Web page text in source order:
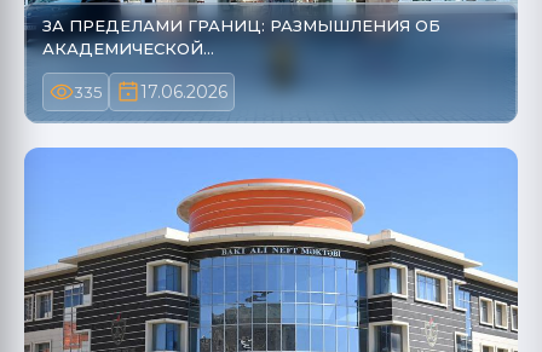
ЗА ПРЕДЕЛАМИ ГРАНИЦ: РАЗМЫШЛЕНИЯ ОБ
АКАДЕМИЧЕСКОЙ…
335 17.06.2026